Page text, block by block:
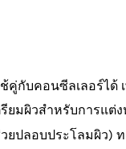
กับคอนซีลเลอร์ได้
ยมผิวสำหรับการแต่
ยปลอบประโลมผิว)